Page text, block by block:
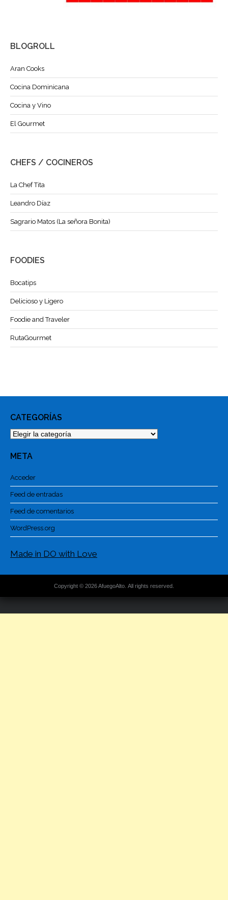
BLOGROLL
Aran Cooks
Cocina Dominicana
Cocina y Vino
El Gourmet
CHEFS / COCINEROS
La Chef Tita
Leandro Díaz
Sagrario Matos (La señora Bonita)
FOODIES
Bocatips
Delicioso y Ligero
Foodie and Traveler
RutaGourmet
CATEGORÍAS
Categorías
META
Acceder
Feed de entradas
Feed de comentarios
WordPress.org
Made in DO with Love
Copyright © 2026 AfuegoAlto. All rights reserved.